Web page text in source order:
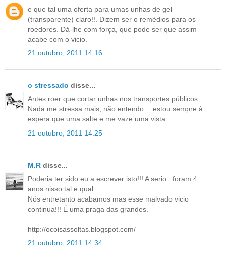
e que tal uma oferta para umas unhas de gel
(transparente) claro!!. Dizem ser o remédios para os
roedores. Dá-lhe com força, que pode ser que assim
acabe com o vicio.
21 outubro, 2011 14:16
o stressado disse...
Antes roer que cortar unhas nos transportes públicos.
Nada me stressa mais, não entendo… estou sempre à
espera que uma salte e me vaze uma vista.
21 outubro, 2011 14:25
M.R disse...
Poderia ter sido eu a escrever isto!!! A serio.. foram 4
anos nisso tal e qual...
Nós entretanto acabamos mas esse malvado vicio
continua!!! É uma praga das grandes.
http://ocoisassoltas.blogspot.com/
21 outubro, 2011 14:34